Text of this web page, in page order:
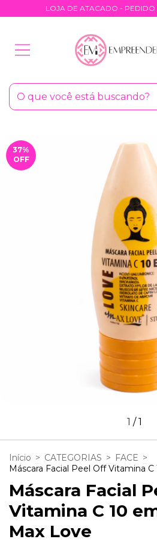
LOJA DE ATACADO - PEDIDO
37%
OFF
1 /1
Início > CATEGORIAS > FACE >
Máscara Facial Peel Off Vitamina C
Máscara Facial
Vitamina C 10
Max Love